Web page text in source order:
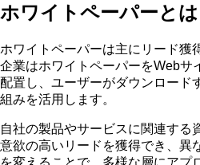
ホワイトペーパーとは
ホワイトペーパーは主にリード獲
企業はホワイトペーパーをWebサ
配置し、ユーザーがダウンロード
組みを活用します。
自社の製品やサービスに関連する
意欲の高いリードを獲得でき、異
を変えることで、多様な層にアプ